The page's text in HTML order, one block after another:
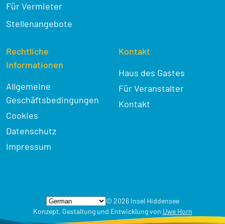
Für Vermieter
Stellenangebote
Rechtliche
Informationen
Allgemeine
Geschäftsbedingungen
Cookies
Datenschutz
Impressum
Kontakt
Haus des Gastes
Für Veranstalter
Kontakt
© 2026 Insel Hiddensee
Konzept, Gestaltung und Entwicklung von Uwe Horn